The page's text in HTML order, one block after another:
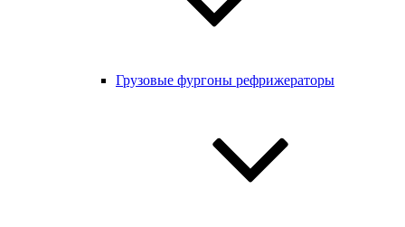
Грузовые фургоны рефрижераторы